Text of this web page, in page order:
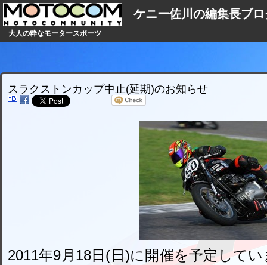
ケニー佐川の編集長ブロ
大人の粋なモータースポーツ
スラクストンカップ中止(延期)のお知らせ
2011年9月18日(日)に開催を予定して